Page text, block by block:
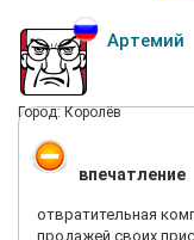
Артемий
Город: Королёв
впечатление
отвратительная
продажей своих